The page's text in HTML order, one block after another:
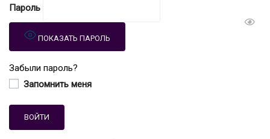
Пароль
ПОКАЗАТЬ ПАРОЛЬ
Забыли пароль?
Запомнить меня